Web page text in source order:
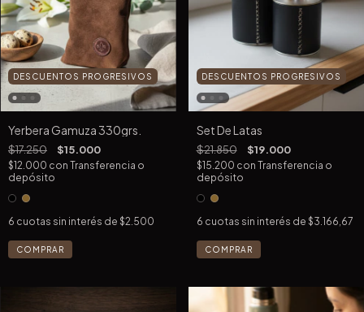
DESCUENTOS PROGRESIVOS
Yerbera Gamuza 330grs.
$17.250 $15.000
$12.000 con Transferencia o
depósito
6 cuotas sin interés de $2.500
COMPRAR
DESCUENTOS PROGRESIVOS
Set De Latas
$21.850 $19.000
$15.200 con Transferencia o
depósito
6 cuotas sin interés de $3.166,67
COMPRAR